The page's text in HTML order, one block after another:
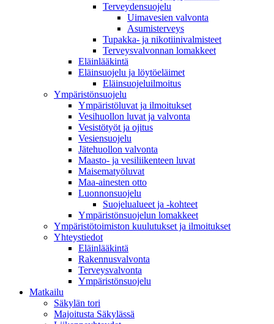
Terveydensuojelu
Uimavesien valvonta
Asumisterveys
Tupakka- ja nikotiinivalmisteet
Terveysvalvonnan lomakkeet
Eläinlääkintä
Eläinsuojelu ja löytöeläimet
Eläinsuojeluilmoitus
Ympäristönsuojelu
Ympäristöluvat ja ilmoitukset
Vesihuollon luvat ja valvonta
Vesistötyöt ja ojitus
Vesiensuojelu
Jätehuollon valvonta
Maasto- ja vesiliikenteen luvat
Maisematyöluvat
Maa-ainesten otto
Luonnonsuojelu
Suojelualueet ja -kohteet
Ympäristönsuojelun lomakkeet
Ympäristötoimiston kuulutukset ja ilmoitukset
Yhteystiedot
Eläinlääkintä
Rakennusvalvonta
Terveysvalvonta
Ympäristönsuojelu
Mat­kailu
Säkylän tori
Majoitusta Säkylässä